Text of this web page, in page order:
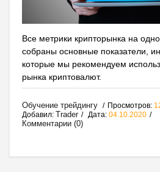
Все метрики крипторынка на
собраны основные показатели,
которые мы рекомендуем
рынка криптовалют.
Обучение трейдингу Просмотров:
Добавил: Trader Дата: 04.10.2020
Комментарии (0)